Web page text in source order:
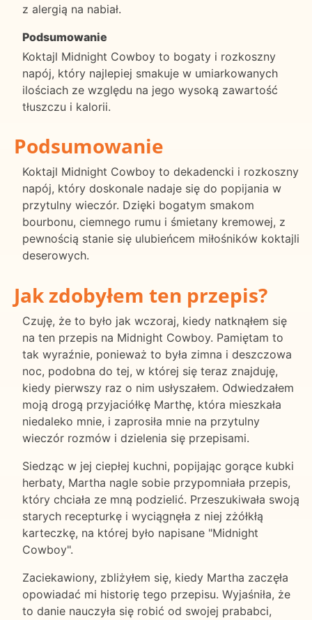
z alergią na nabiał.
Podsumowanie
Koktajl Midnight Cowboy to bogaty i rozkoszny
napój, który najlepiej smakuje w umiarkowanych
ilościach ze względu na jego wysoką zawartość
tłuszczu i kalorii.
Podsumowanie
Koktajl Midnight Cowboy to dekadencki i rozkoszny
napój, który doskonale nadaje się do popijania w
przytulny wieczór. Dzięki bogatym smakom
bourbonu, ciemnego rumu i śmietany kremowej, z
pewnością stanie się ulubieńcem miłośników koktajli
deserowych.
Jak zdobyłem ten przepis?
Czuję, że to było jak wczoraj, kiedy natknąłem się
na ten przepis na Midnight Cowboy. Pamiętam to
tak wyraźnie, ponieważ to była zimna i deszczowa
noc, podobna do tej, w której się teraz znajduję,
kiedy pierwszy raz o nim usłyszałem. Odwiedzałem
moją drogą przyjaciółkę Marthę, która mieszkała
niedaleko mnie, i zaprosiła mnie na przytulny
wieczór rozmów i dzielenia się przepisami.
Siedząc w jej ciepłej kuchni, popijając gorące kubki
herbaty, Martha nagle sobie przypomniała przepis,
który chciała ze mną podzielić. Przeszukiwała swoją
starych recepturkę i wyciągnęła z niej zżółkłą
karteczkę, na której było napisane "Midnight
Cowboy".
Zaciekawiony, zbliżyłem się, kiedy Martha zaczęła
opowiadać mi historię tego przepisu. Wyjaśniła, że
to danie nauczyła się robić od swojej prababci,